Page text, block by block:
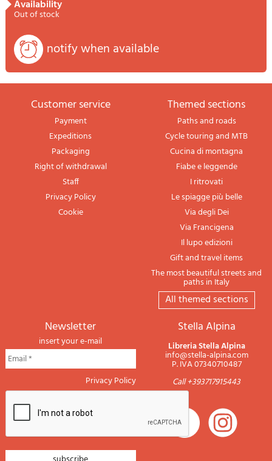
availability
Out of stock
notify when available
Customer service
Payment
Expeditions
Packaging
Right of withdrawal
Staff
Privacy Policy
Cookie
themed sections
Paths and roads
Cycle touring and MTB
Cucina di montagna
Fiabe e leggende
I ritrovati
Le spiagge più belle
Via degli Dei
Via Francigena
Il lupo edizioni
Gift and travel items
The most beautiful streets and
paths in Italy
All themed sections
newsletter
insert your e-mail
Privacy Policy
Stella Alpina
Libreria Stella Alpina
info@stella-alpina.com
P. IVA 07340710487
Call +393717915443